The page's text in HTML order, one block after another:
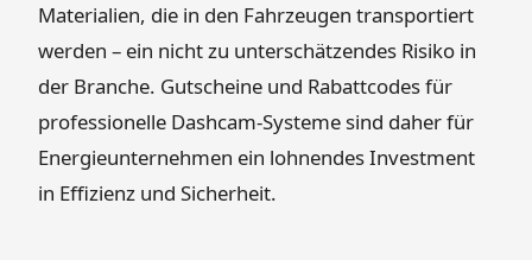
Materialien, die in den Fahrzeugen transportiert
werden – ein nicht zu unterschätzendes Risiko in
der Branche. Gutscheine und Rabattcodes für
professionelle Dashcam-Systeme sind daher für
Energieunternehmen ein lohnendes Investment
in Effizienz und Sicherheit.